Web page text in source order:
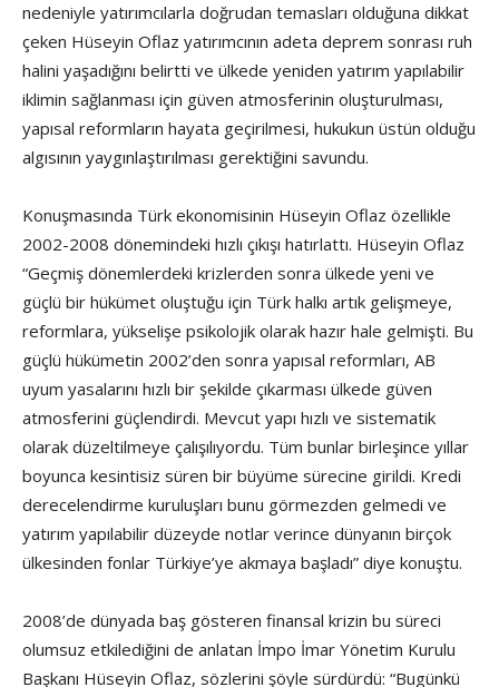
nedeniyle yatırımcılarla doğrudan temasları olduğuna dikkat
çeken Hüseyin Oflaz yatırımcının adeta deprem sonrası ruh
halini yaşadığını belirtti ve ülkede yeniden yatırım yapılabilir
iklimin sağlanması için güven atmosferinin oluşturulması,
yapısal reformların hayata geçirilmesi, hukukun üstün olduğu
algısının yaygınlaştırılması gerektiğini savundu.
Konuşmasında Türk ekonomisinin Hüseyin Oflaz özellikle
2002-2008 dönemindeki hızlı çıkışı hatırlattı. Hüseyin Oflaz
“Geçmiş dönemlerdeki krizlerden sonra ülkede yeni ve
güçlü bir hükümet oluştuğu için Türk halkı artık gelişmeye,
reformlara, yükselişe psikolojik olarak hazır hale gelmişti. Bu
güçlü hükümetin 2002’den sonra yapısal reformları, AB
uyum yasalarını hızlı bir şekilde çıkarması ülkede güven
atmosferini güçlendirdi. Mevcut yapı hızlı ve sistematik
olarak düzeltilmeye çalışılıyordu. Tüm bunlar birleşince yıllar
boyunca kesintisiz süren bir büyüme sürecine girildi. Kredi
derecelendirme kuruluşları bunu görmezden gelmedi ve
yatırım yapılabilir düzeyde notlar verince dünyanın birçok
ülkesinden fonlar Türkiye’ye akmaya başladı” diye konuştu.
2008’de dünyada baş gösteren finansal krizin bu süreci
olumsuz etkilediğini de anlatan İmpo İmar Yönetim Kurulu
Başkanı Hüseyin Oflaz, sözlerini şöyle sürdürdü: “Bugünkü